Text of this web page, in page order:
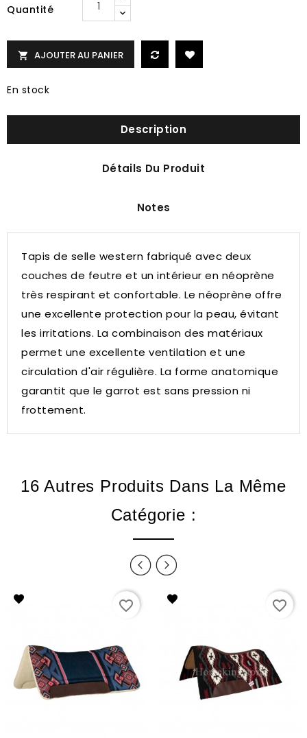
Quantité
 AJOUTER AU PANIER
En stock
Description
Détails Du Produit
Notes
Tapis de selle western fabriqué avec deux
couches de feutre et un intérieur en néoprène
très respirant et confortable. Le néoprène offre
une excellente protection pour la peau, évitant
les irritations. La combinaison des matériaux
permet une excellente ventilation et une
circulation d'air régulière. La forme anatomique
garantit que le garrot est sans pression ni
frottement.
16 Autres Produits Dans La Même
Catégorie :
favorite_border favorite_border